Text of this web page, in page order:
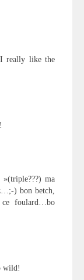
really like the
ma
) bon betch,
foulard…bo
wild!